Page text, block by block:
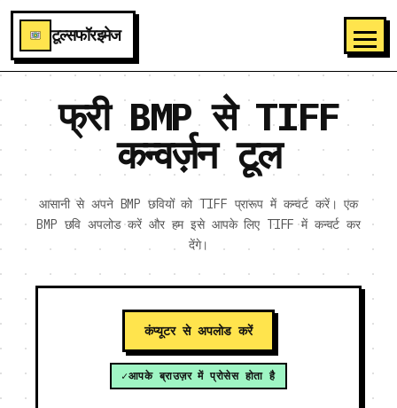
टूल्सफॉरइमेज
फ्री BMP से TIFF
कन्वर्ज़न टूल
आसानी से अपने BMP छवियों को TIFF प्रारूप में कन्वर्ट करें। एक
BMP छवि अपलोड करें और हम इसे आपके लिए TIFF में कन्वर्ट कर
देंगे।
कंप्यूटर से अपलोड करें
आपके ब्राउज़र में प्रोसेस होता है